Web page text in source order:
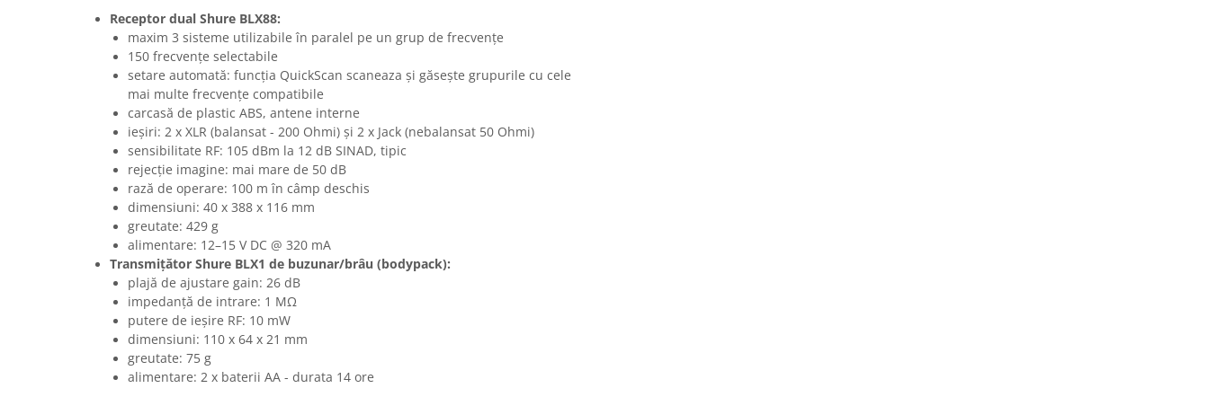
Accesorii pentru Microfoane
Headset-uri si lavaliere
Microfoane cu fir pentru live
Microfoane de captura
Microfoane pentru instrumente
Microfoane USB - Podcast, Gaming
Seturi de microfoane
Receptor dual Shure BLX88:
maxim 3 sisteme utilizabile în paralel pe un grup de frecvențe
150 frecvențe selectabile
setare automată: funcția QuickScan scaneaza și găsește grupurile cu cele
mai multe frecvențe compatibile
carcasă de plastic ABS, antene interne
ieșiri: 2 x XLR (balansat - 200 Ohmi) și 2 x Jack (nebalansat 50 Ohmi)
sensibilitate RF: 105 dBm la 12 dB SINAD, tipic
rejecție imagine: mai mare de 50 dB
rază de operare: 100 m în câmp deschis
dimensiuni: 40 x 388 x 116 mm
greutate: 429 g
alimentare: 12–15 V DC @ 320 mA
Transmițător Shure BLX1 de buzunar/brâu (bodypack):
plajă de ajustare gain: 26 dB
impedanță de intrare: 1 MΩ
putere de ieșire RF: 10 mW
dimensiuni: 110 x 64 x 21 mm
greutate: 75 g
alimentare: 2 x baterii AA - durata 14 ore